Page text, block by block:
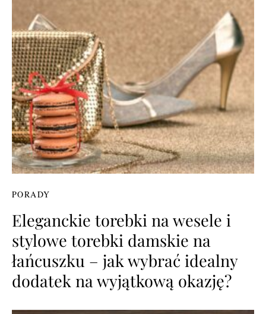
PORADY
Eleganckie torebki na wesele i
stylowe torebki damskie na
łańcuszku – jak wybrać idealny
dodatek na wyjątkową okazję?